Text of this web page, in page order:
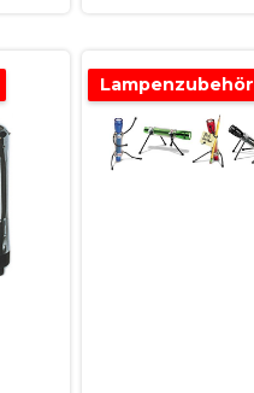
Lampenzubehör